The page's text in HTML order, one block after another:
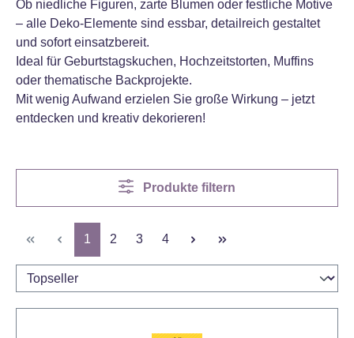
Ob niedliche Figuren, zarte Blumen oder festliche Motive
– alle Deko-Elemente sind essbar, detailreich gestaltet
und sofort einsatzbereit.
Ideal für Geburtstagskuchen, Hochzeitstorten, Muffins
oder thematische Backprojekte.
Mit wenig Aufwand erzielen Sie große Wirkung – jetzt
entdecken und kreativ dekorieren!
Produkte filtern
Seite
1 Seite
2 Seite
3 Seite
4